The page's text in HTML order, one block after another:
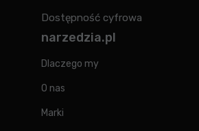
Dostępność cyfrowa
narzedzia.pl
Dlaczego my
O nas
Marki